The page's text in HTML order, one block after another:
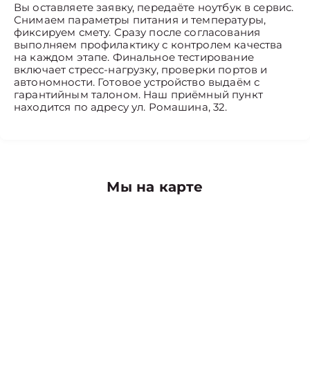
Вы оставляете заявку, передаёте ноутбук в сервис.
Снимаем параметры питания и температуры,
фиксируем смету. Сразу после согласования
выполняем профилактику с контролем качества
на каждом этапе. Финальное тестирование
включает стресс-нагрузку, проверки портов и
автономности. Готовое устройство выдаём с
гарантийным талоном. Наш приёмный пункт
находится по адресу ул. Ромашина, 32.
Мы на карте